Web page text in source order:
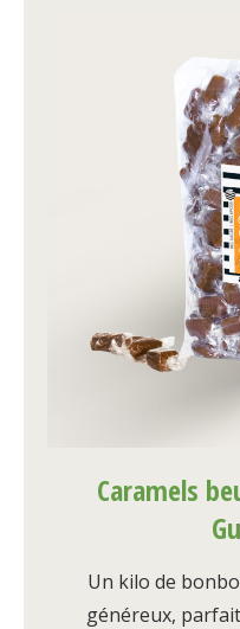
Caramels
Un kilo de
généreux,